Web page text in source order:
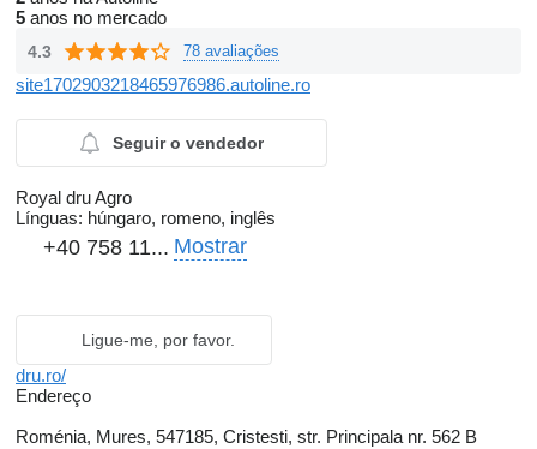
5 anos no mercado
4.3 78 avaliações
site1702903218465976986.autoline.ro
Seguir o vendedor
Royal dru Agro
Línguas: húngaro, romeno, inglês
+40 758 11... Mostrar
Ligue-me, por favor.
dru.ro/
Endereço
Roménia, Mures, 547185, Cristesti, str. Principala nr. 562 B